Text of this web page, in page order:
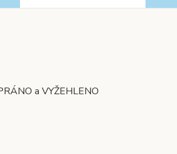
a VYŽEHLENO